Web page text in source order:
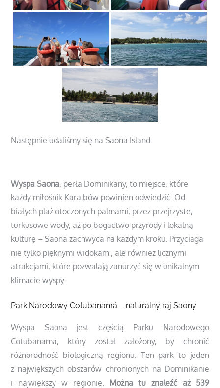
Następnie udaliśmy się na Saona Island.
Wyspa Saona, perła Dominikany, to miejsce, które
każdy miłośnik Karaibów powinien odwiedzić. Od
białych plaż otoczonych palmami, przez przejrzyste,
turkusowe wody, aż po bogactwo przyrody i lokalną
kulturę – Saona zachwyca na każdym kroku. Przyciąga
nie tylko pięknymi widokami, ale również licznymi
atrakcjami, które pozwalają zanurzyć się w unikalnym
klimacie wyspy.
Park Narodowy Cotubanamá – naturalny raj Saony
Wyspa Saona jest częścią Parku Narodowego
Cotubanamá, który został założony, by chronić
różnorodność biologiczną regionu. Ten park to jeden
z największych obszarów chronionych na Dominikanie
i największy w regionie. Można tu znaleźć aż 539